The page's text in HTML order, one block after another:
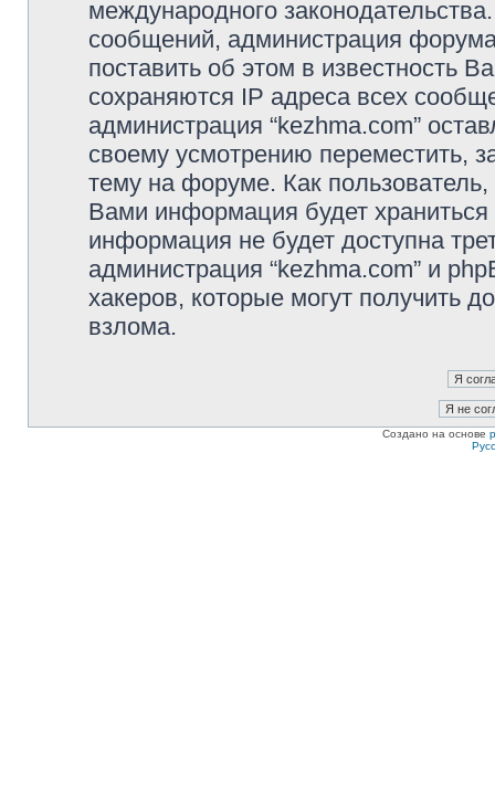
международного
сообщений, администрация
поставить об этом в известность
сохраняются IP адреса всех
администрация “kezhma.com”
своему усмотрению переместить,
тему на форуме. Как
Вами информация будет
информация не будет доступна
администрация “kezhma.com” и
хакеров, которые могут получить
взлома.
Создано на основе